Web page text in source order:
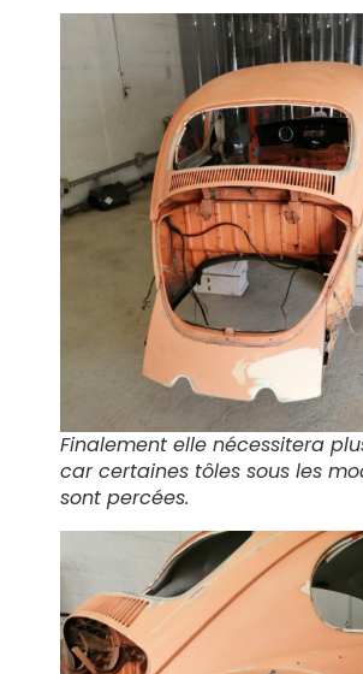
Finalement elle nécessitera
car certaines tôles sous les
sont percées.